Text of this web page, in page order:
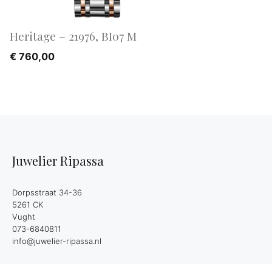
Heritage – 21976, BI07 M
€ 760,00
Juwelier Ripassa
Dorpsstraat 34-36
5261 CK
Vught
073-6840811
info@juwelier-ripassa.nl